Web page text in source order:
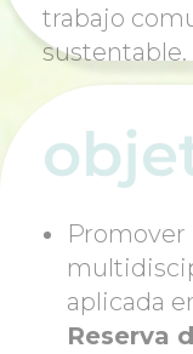
trabajo
sustentable.
aplicada
Reserva